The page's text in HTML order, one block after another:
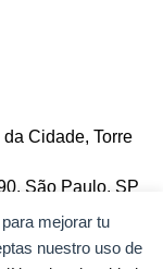
mejorar tu
nuestro uso de
Cidade, Torre
São Paulo, SP